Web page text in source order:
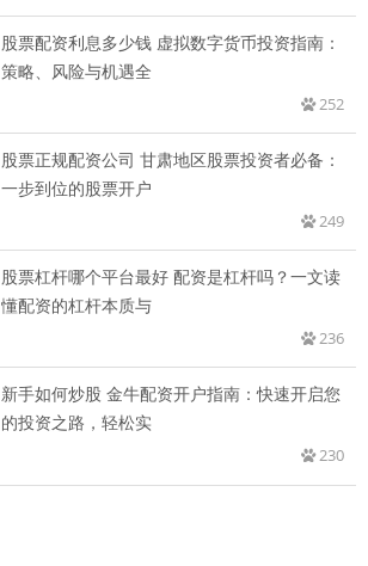
股票配资利息多少钱 虚拟数字货币投资指南：
策略、风险与机遇全
252
股票正规配资公司 甘肃地区股票投资者必备：
一步到位的股票开户
249
股票杠杆哪个平台最好 配资是杠杆吗？一文读
懂配资的杠杆本质与
236
新手如何炒股 金牛配资开户指南：快速开启您
的投资之路，轻松实
230